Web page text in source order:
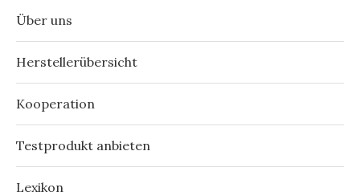
Über uns
Herstellerübersicht
Kooperation
Testprodukt anbieten
Lexikon